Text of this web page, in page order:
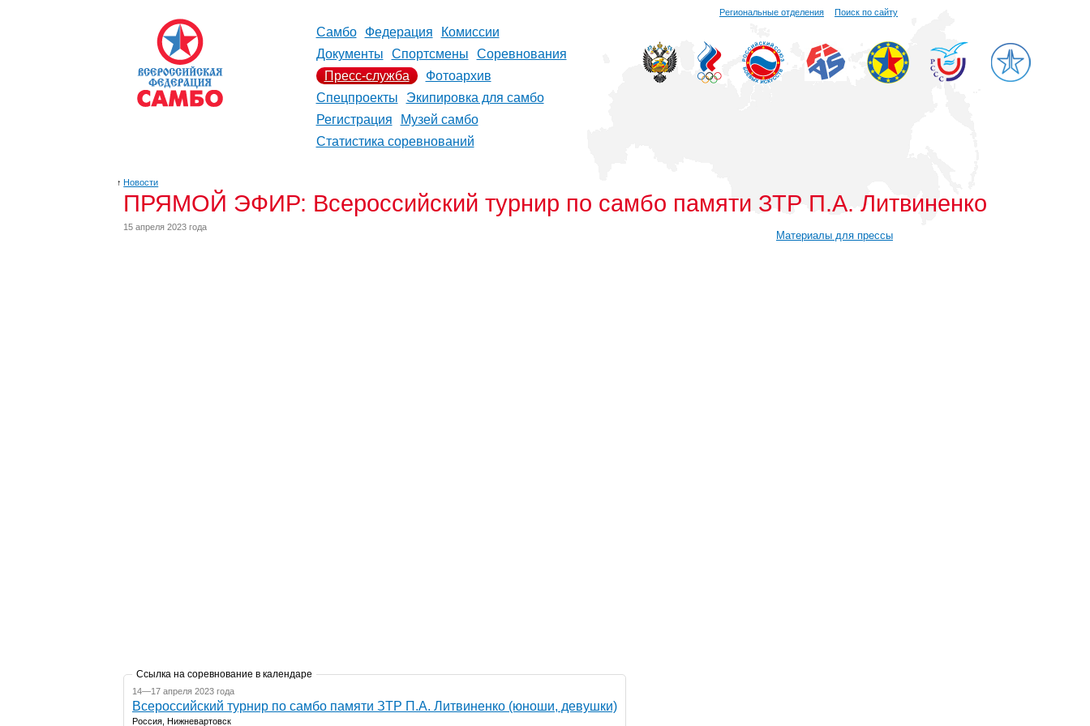
Региональные отделения Поиск по сайту
Самбо Федерация
Комиссии
Документы
Спортсмены
Соревнования
Пресс-служба
Фотоархив
Спецпроекты
Экипировка для самбо
Регистрация
Музей самбо
Статистика соревнований
↑ Новости
ПРЯМОЙ ЭФИР: Всероссийский турнир по самбо памяти ЗТР П.А. Литвиненко
15 апреля 2023 года
Ссылка на соревнование в календаре
14—17 апреля 2023 года
Всероссийский турнир по самбо памяти ЗТР П.А. Литвиненко (юноши, девушки)
Россия, Нижневартовск
Материалы для прессы